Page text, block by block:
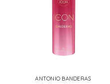
ANTONIO BANDERAS